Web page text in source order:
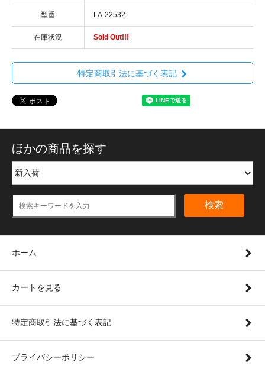
型番 LA-22532
在庫状況 Sold Out!!!
特定商取引法に基づく表記
ほかの商品を探す
検索
ホーム
カートを見る
特定商取引法に基づく表記
プライバシーポリシー